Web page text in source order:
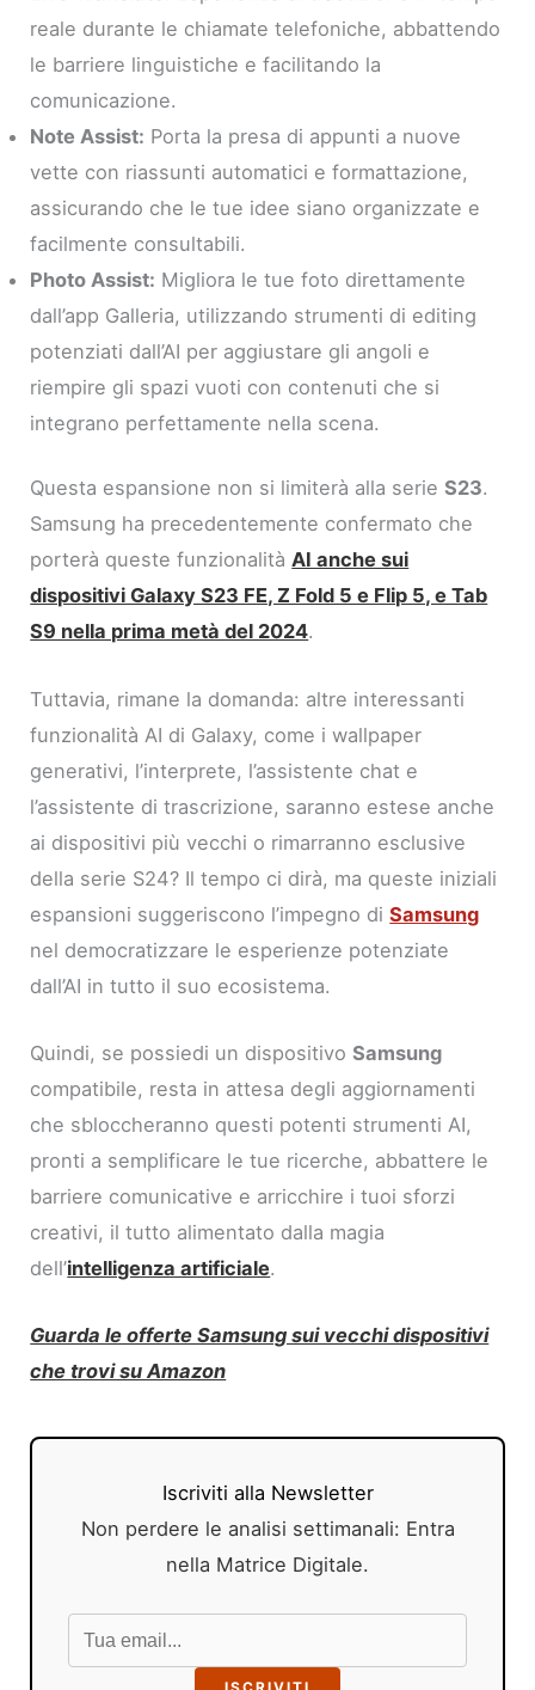
reale durante le chiamate telefoniche, abbattendo
le barriere linguistiche e facilitando la
comunicazione.
Note Assist: Porta la presa di appunti a nuove
vette con riassunti automatici e formattazione,
assicurando che le tue idee siano organizzate e
facilmente consultabili.
Photo Assist: Migliora le tue foto direttamente
dall’app Galleria, utilizzando strumenti di editing
potenziati dall’AI per aggiustare gli angoli e
riempire gli spazi vuoti con contenuti che si
integrano perfettamente nella scena.
Questa espansione non si limiterà alla serieS23.
Samsung ha precedentemente confermato che
porterà queste funzionalitàAI anche sui
dispositivi Galaxy S23 FE, Z Fold 5 e Flip 5, e Tab
S9 nella prima metà del 2024.
Tuttavia, rimane la domanda: altre interessanti
funzionalità AI di Galaxy, come i wallpaper
generativi, l’interprete, l’assistente chat e
l’assistente di trascrizione, saranno estese anche
ai dispositivi più vecchi o rimarranno esclusive
della serie S24? Il tempo ci dirà, ma queste iniziali
espansioni suggeriscono l’impegno diSamsung
nel democratizzare le esperienze potenziate
dall’AI in tutto il suo ecosistema.
Quindi, se possiedi un dispositivoSamsung
compatibile, resta in attesa degli aggiornamenti
che sbloccheranno questi potenti strumenti AI,
pronti a semplificare le tue ricerche, abbattere le
barriere comunicative e arricchire i tuoi sforzi
creativi, il tutto alimentato dalla magia
dell’intelligenza artificiale.
Guarda le offerte Samsung sui vecchi dispositivi
che trovi su Amazon
Iscriviti alla Newsletter
Non perdere le analisi settimanali: Entra
nella Matrice Digitale.